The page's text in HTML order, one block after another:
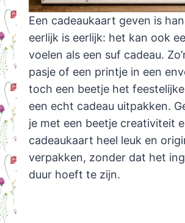
Een cadeaukaart geven is
eerlijk is eerlijk: het kan ook
voelen als een suf cadeau.
pasje of een printje in een
toch een beetje het
een echt cadeau uitpakken.
je met een beetje creativiteit
cadeaukaart heel leuk en
verpakken, zonder dat het
duur hoeft te zijn.